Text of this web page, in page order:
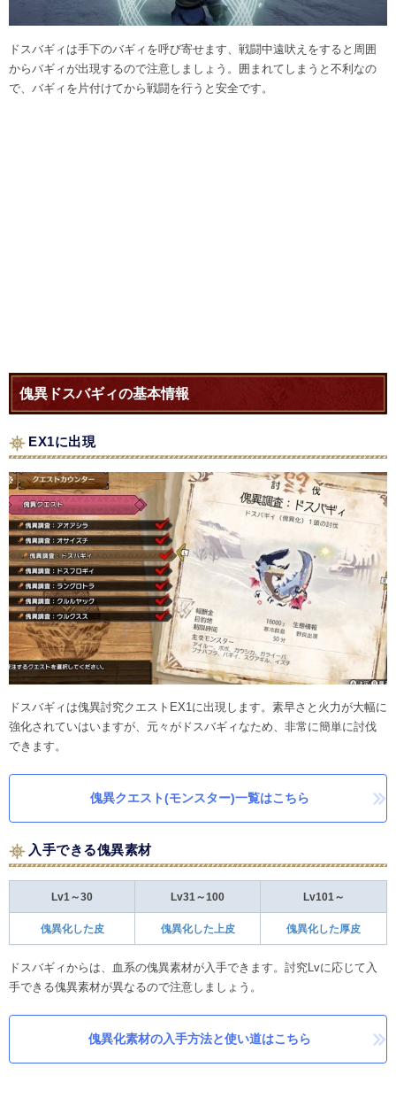
ドスバギィは手下のバギィを呼び寄せます、戦闘中遠吠えをすると周囲
からバギィが出現するので注意しましょう。囲まれてしまうと不利なの
で、バギィを片付けてから戦闘を行うと安全です。
傀異ドスバギィの基本情報
EX1に出現
ドスバギィは傀異討究クエストEX1に出現します。素早さと火力が大幅に
強化されていはいますが、元々がドスバギィなため、非常に簡単に討伐
できます。
傀異クエスト(モンスター)一覧はこちら
入手できる傀異素材
Lv1～30 Lv31～100 Lv101～
傀異化した皮 傀異化した上皮 傀異化した厚皮
ドスバギィからは、血系の傀異素材が入手できます。討究Lvに応じて入
手できる傀異素材が異なるので注意しましょう。
傀異化素材の入手方法と使い道はこちら